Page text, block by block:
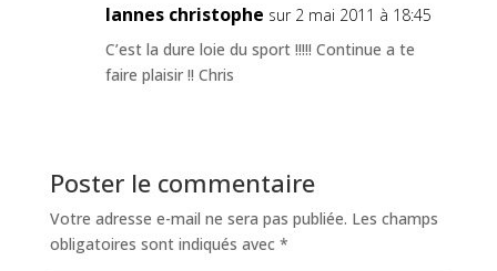
lannes christophe sur 2 mai 2011 à 18:45
C’est la dure loie du sport !!!!! Continue a te
faire plaisir !! Chris
Poster le commentaire
Votre adresse e-mail ne sera pas publiée. Les champs
obligatoires sont indiqués avec *